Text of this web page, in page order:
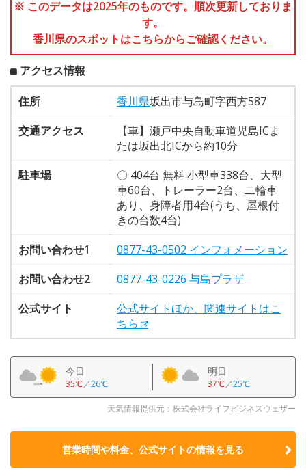
※ このデータは2025年のものです。順次更新しておりま
す。
香川県のスポットはこちらからご確認ください。
アクセス情報
住所 香川県坂出市与島町字西方587
交通アクセス
【車】瀬戸中央自動車道児島ICま
たは坂出北ICから約10分
駐車場
〇 404台 無料 小型車338台、大型
車60台、トレーラー2台、二輪車
あり、身障者用4台(うち、屋根付
きの台数4台)
お問い合わせ1
0877-43-0502 インフォメーション
お問い合わせ2
0877-43-0226 与島プラザ
公式サイト
公式サイトほか、関連サイトはこ
ちら
今日
35℃／26℃
明日
37℃／25℃
天気情報提供元：株式会社ライフビジネスウェザー
営業時間や料金、公式サイトの情報を見る